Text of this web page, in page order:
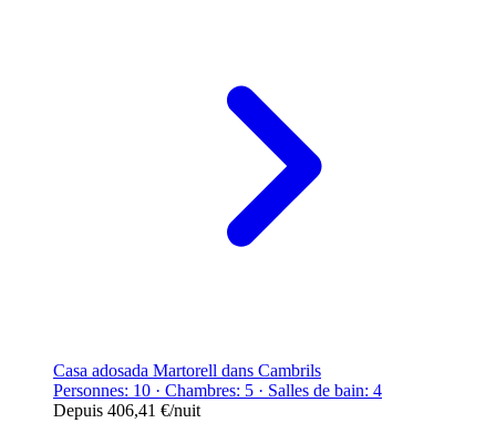
Casa adosada Martorell dans Cambrils
Personnes: 10 · Chambres: 5 · Salles de bain: 4
Depuis 406,41 €/nuit